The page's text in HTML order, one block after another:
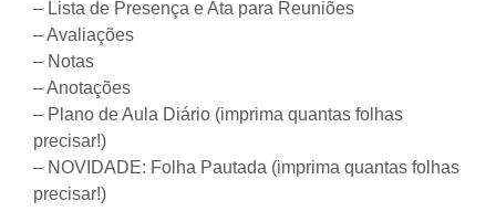
– Lista de Presença e Ata para Reuniões
– Avaliações
– Notas
– Anotações
– Plano de Aula Diário (imprima quantas folhas
precisar!)
– NOVIDADE: Folha Pautada (imprima quantas folhas
precisar!)